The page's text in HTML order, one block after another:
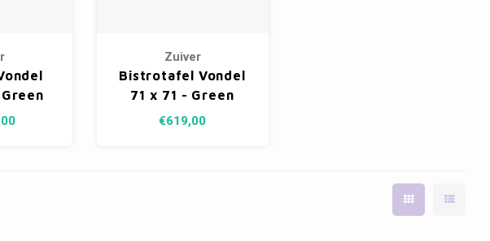
Zuiver
Bistrotafel Vondel
71 x 71 - Green
€619,00